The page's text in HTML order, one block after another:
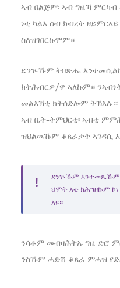
ኣብ በልጅም፡ ኣብ ግዜኻ ምርካብ
ነቲ ካልእ ሰብ ክብረት
ስለዝገበርኩሞም።
ደንጒኹም ትበጽሑ
ክትሕብርዎ/ዋ ኣለኩም።
መልእኽቲ ክትሰድሎም ትኽእሉ።
ኣብ ቤት-ትምህርቲ፡ ኣብቲ
ዝህልዉኹም ቆጸራታት ኣገዳሲ
ደንጒኹም
ህሞት እቲ ክሕግዘኩም
እዩ።
ንሳቶም መብዛሕትኡ ግዜ ድሮ
ንስኹም ሓድሽ ቆጸራ ምሓዝ